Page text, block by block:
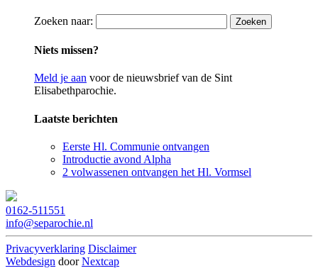
Zoeken naar:
Niets missen?
Meld je aan voor de nieuwsbrief van de Sint
Elisabethparochie.
Laatste berichten
Eerste Hl. Communie ontvangen
Introductie avond Alpha
2 volwassenen ontvangen het Hl. Vormsel
0162-511551
info@separochie.nl
Privacyverklaring Disclaimer
Webdesign doorNextcap